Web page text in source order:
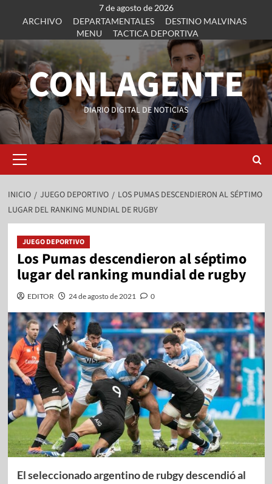
7 de agosto de 2026
ARCHIVO
DEPARTAMENTALES
DESTINO MALVINAS
MENU
TACTICA DEPORTIVA
CONLAGENTE
DIARIO DIGITAL DE NOTICIAS
INICIO JUEGO DEPORTIVO
LOS PUMAS DESCENDIERON AL SÉPTIMO
LUGAR DEL RANKING MUNDIAL DE RUGBY
JUEGO DEPORTIVO
Los Pumas descendieron al séptimo
lugar del ranking mundial de rugby
EDITOR 24 de agosto de 2021 0
El seleccionado argentino de rubgy descendió al